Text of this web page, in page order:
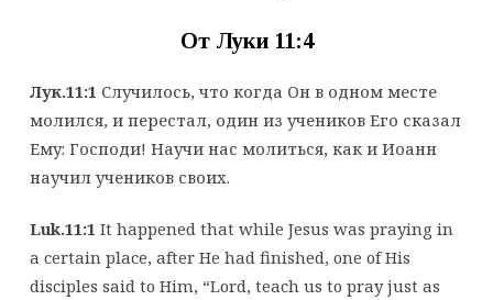
От Луки 11:4
Лук.11:1Случилось, что когда Он в одном месте
молился, и перестал, один из учеников Его сказал
Ему: Господи! Научи нас молиться, как и Иоанн
научил учеников своих.
Luk.11:1It happened that while Jesus was praying in
a certain place, after He had finished, one of His
disciples said to Him, “Lord, teach us to pray just as